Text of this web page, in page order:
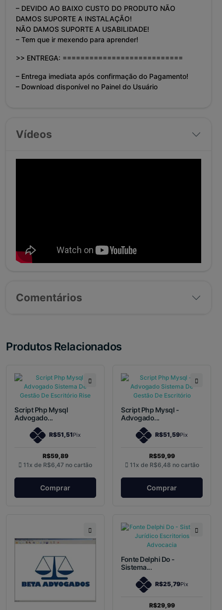
– DEVIDO AO BAIXO CUSTO DO PRODUTO NÃO
DAMOS SUPORTE A INSTALAÇÃO!
NÃO DAMOS SUPORTE A USABILIDADE!
– Tem que ir mexendo para aprender!
>> ENTREGA: ===========================
– Entrega imediata após confirmação do Pagamento!
– Download disponível no Painel do Usuário
Vídeos
Comentários
Produtos Relacionados
Script Php Mysql
Advogado...
R$51,51Pix
R$59,89
11x de R$6,47 no cartão
Comprar
Script Php Mysql -
Advogado...
R$51,59Pix
R$59,99
11x de R$6,48 no cartão
Comprar
Fonte Delphi Do -
Sistema...
R$25,79Pix
R$29,99